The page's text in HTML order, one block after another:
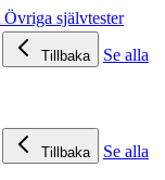
Övriga självtester
Tillbaka
Se alla
Tillbaka
Se alla